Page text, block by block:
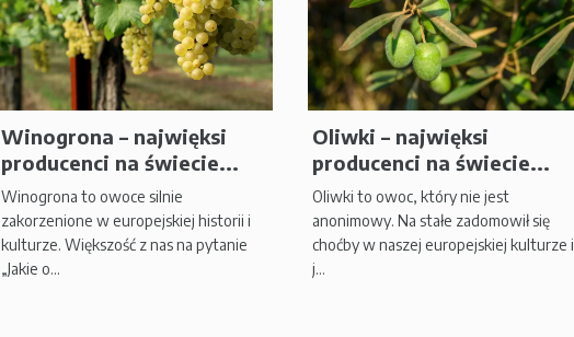
Winogrona – najwięksi
producenci na świecie...
Winogrona to owoce silnie
zakorzenione w europejskiej historii i
kulturze. Większość z nas na pytanie
„Jakie o...
Oliwki – najwięksi
producenci na świecie...
Oliwki to owoc, który nie jest
anonimowy. Na stałe zadomowił się
choćby w naszej europejskiej kulturze i
j...